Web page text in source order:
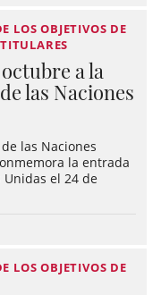
LOS OBJETIVOS DE
a la
las Naciones
las Naciones
la entrada
el 24 de
LOS OBJETIVOS DE